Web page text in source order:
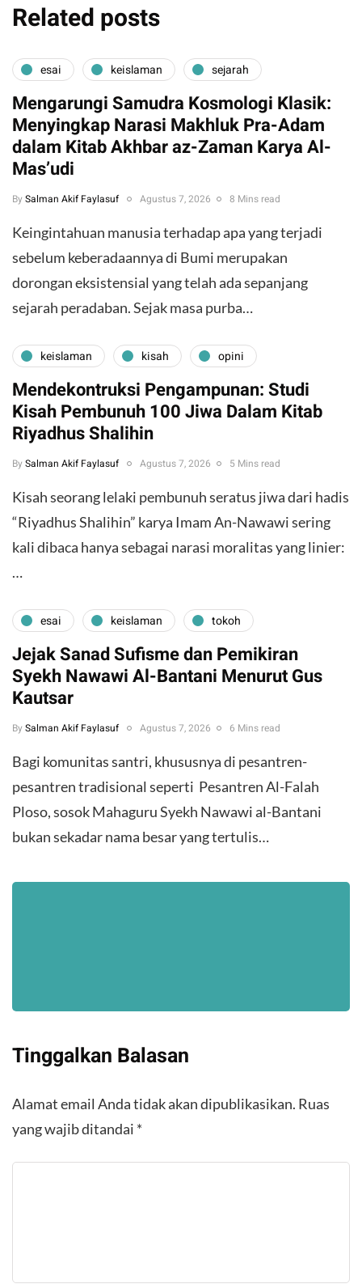
Related posts
esai keislaman sejarah
Mengarungi Samudra Kosmologi Klasik:
Menyingkap Narasi Makhluk Pra-Adam
dalam Kitab Akhbar az-Zaman Karya Al-
Mas’udi
By Salman Akif Faylasuf Agustus 7, 2026 8 Mins read
Keingintahuan manusia terhadap apa yang terjadi
sebelum keberadaannya di Bumi merupakan
dorongan eksistensial yang telah ada sepanjang
sejarah peradaban. Sejak masa purba…
keislaman kisah opini
Mendekontruksi Pengampunan: Studi
Kisah Pembunuh 100 Jiwa Dalam Kitab
Riyadhus Shalihin
By Salman Akif Faylasuf Agustus 7, 2026 5 Mins read
Kisah seorang lelaki pembunuh seratus jiwa dari hadis
“Riyadhus Shalihin” karya Imam An-Nawawi sering
kali dibaca hanya sebagai narasi moralitas yang linier:
…
esai keislaman tokoh
Jejak Sanad Sufisme dan Pemikiran
Syekh Nawawi Al-Bantani Menurut Gus
Kautsar
By Salman Akif Faylasuf Agustus 7, 2026 6 Mins read
Bagi komunitas santri, khususnya di pesantren-
pesantren tradisional seperti Pesantren Al-Falah
Ploso, sosok Mahaguru Syekh Nawawi al-Bantani
bukan sekadar nama besar yang tertulis…
Tinggalkan Balasan
Alamat email Anda tidak akan dipublikasikan. Ruas
yang wajib ditandai *